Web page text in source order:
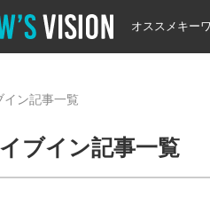
オススメキー
イン記事一覧
ブイン記事一覧